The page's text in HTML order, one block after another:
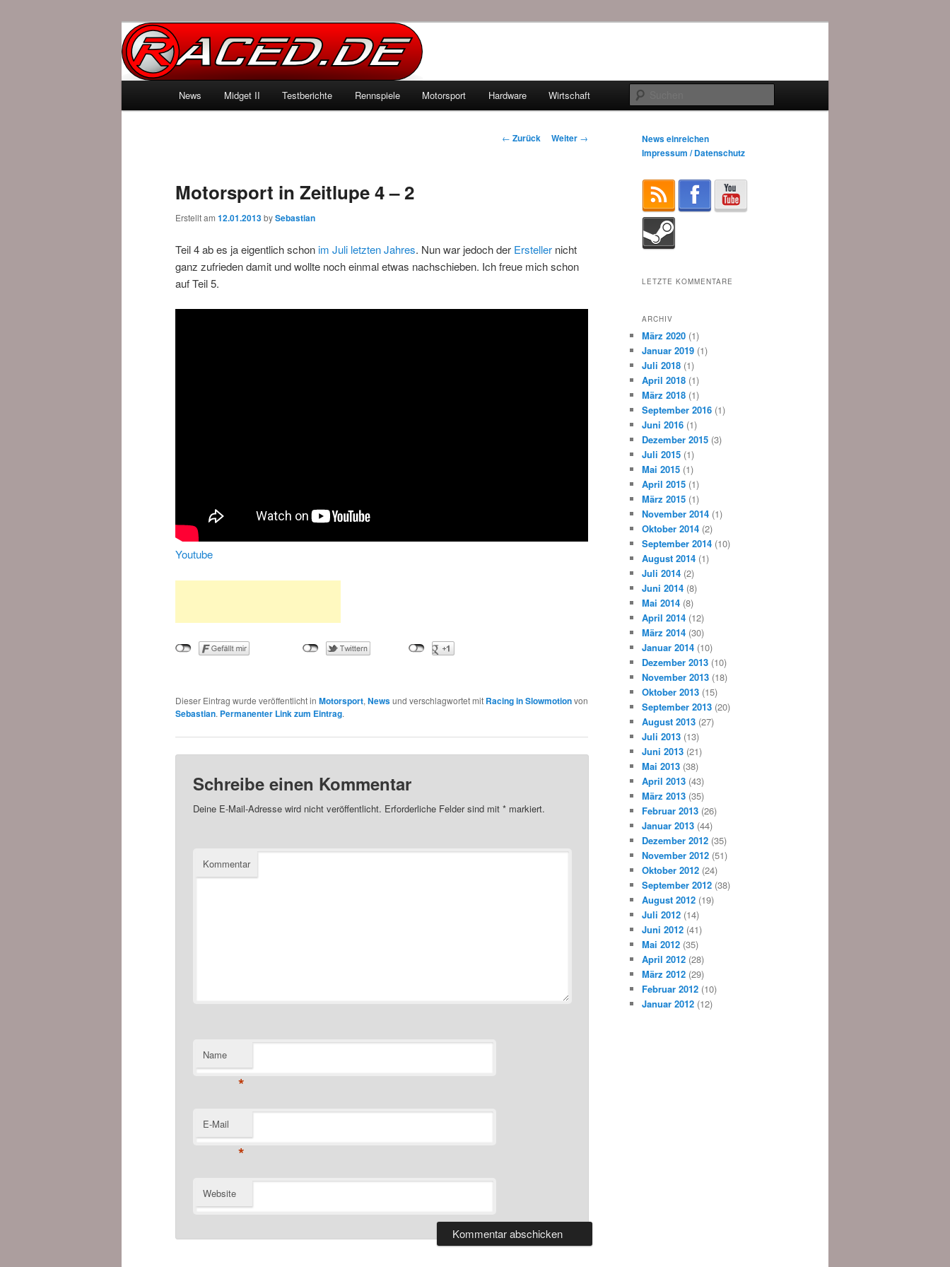
Raced.de
Zum Inhalt wechseln
Zum sekundären Inhalt wechseln
News Midget II Testberichte Rennspiele Motorsport Hardware Wirtschaft
Beitrags-
← Zurück Weiter →
Motorsport in Zeitlupe 4 – 2
Erstellt am 12.01.2013bySebastian
Teil 4 ab es ja eigentlich schonim Juli letzten Jahres. Nun war jedoch der Ersteller nicht
ganz zufrieden damit und wollte noch einmal etwas nachschieben. Ich freue mich schon
auf Teil 5.
Youtube
Dieser Eintrag wurde veröffentlicht in Motorsport, Newsund verschlagwortet mit Racing in Slowmotionvon
Sebastian. Permanenter Link zum Eintrag.
Schreibe einen Kommentar
Deine E-Mail-Adresse wird nicht veröffentlicht. Erforderliche Felder sind mit* markiert.
Kommentar
Name
*
E-Mail
*
Website
News einreichen
Impressum / Datenschutz
LETZTE KOMMENTARE
ARCHIV
März 2020 (1)
Januar 2019 (1)
Juli 2018 (1)
April 2018 (1)
März 2018 (1)
September 2016 (1)
Juni 2016 (1)
Dezember 2015 (3)
Juli 2015 (1)
Mai 2015 (1)
April 2015 (1)
März 2015 (1)
November 2014 (1)
Oktober 2014 (2)
September 2014 (10)
August 2014 (1)
Juli 2014 (2)
Juni 2014 (8)
Mai 2014 (8)
April 2014 (12)
März 2014 (30)
Januar 2014 (10)
Dezember 2013 (10)
November 2013 (18)
Oktober 2013 (15)
September 2013 (20)
August 2013 (27)
Juli 2013 (13)
Juni 2013 (21)
Mai 2013 (38)
April 2013 (43)
März 2013 (35)
Februar 2013 (26)
Januar 2013 (44)
Dezember 2012 (35)
November 2012 (51)
Oktober 2012 (24)
September 2012 (38)
August 2012 (19)
Juli 2012 (14)
Juni 2012 (41)
Mai 2012 (35)
April 2012 (28)
März 2012 (29)
Februar 2012 (10)
Januar 2012 (12)